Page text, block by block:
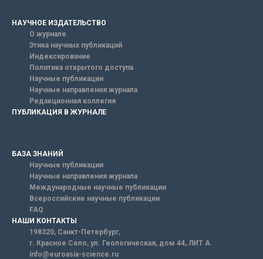
НАУЧНОЕ ИЗДАТЕЛЬСТВО
О журнале
Этика научных публикаций
Индексирование
Политика открытого доступа
Научные публикации
Научные направления журнала
Редакционная коллегия
ПУБЛИКАЦИЯ В ЖУРНАЛЕ
БАЗА ЗНАНИЙ
Научные публикации
Научные направления журнала
Международные научные публикации
Всероссийские научные публикации
FAQ
НАШИ КОНТАКТЫ
198320, Санкт-Петербург,
г. Красное Село, ул. Геологическая, дом 44, ЛИТ А.
info@euroasia-science.ru